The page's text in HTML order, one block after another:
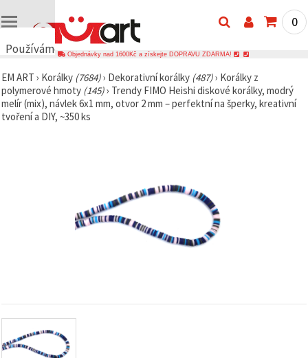
Používáme
🍪
Používáme
cookies a
podobné
relevantnější
to i s
pomocí
0
Objednávky nad 1600Kč a získejte DOPRAVU ZDARMA!
EM ART › Korálky (7684)› Dekorativní korálky (487)› Korálky z
polymerové hmoty (145)› Trendy FIMO Heishi diskové korálky, modrý
melír (mix), návlek 6x1 mm, otvor 2 mm – perfektní na šperky, kreativní
tvoření a DIY, ~350 ks